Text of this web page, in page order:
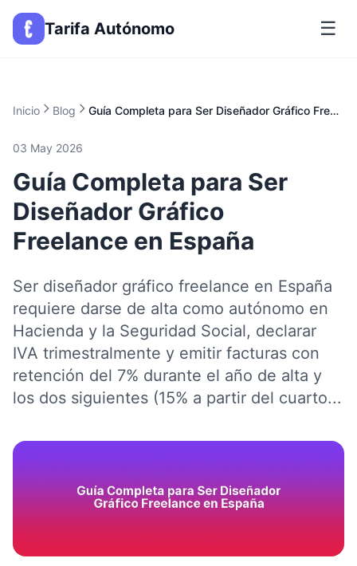
Tarifa Autónomo ☰
Inicio Blog Guía Completa para Ser Diseñador Gráfico Freelance en España
03 May 2026
Guía Completa para Ser
Diseñador Gráfico
Freelance en España
Ser diseñador gráfico freelance en España
requiere darse de alta como autónomo en
Hacienda y la Seguridad Social, declarar
IVA trimestralmente y emitir facturas con
retención del 7% durante el año de alta y
los dos siguientes (15% a partir del cuarto...